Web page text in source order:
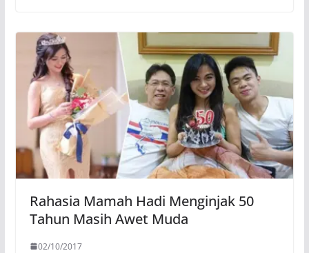
Rahasia Mamah Hadi Menginjak 50
Tahun Masih Awet Muda
02/10/2017